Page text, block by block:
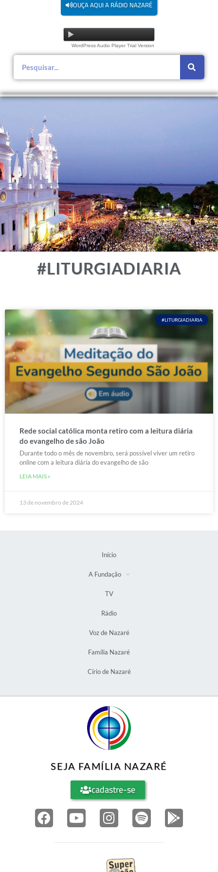
OUÇA AQUI A RÁDIO NAZARÉ
WordPress Audio Player Trial Version
#LITURGIADIARIA
#LITURGIADIARIA
Rede social católica monta retiro com a leitura diária
do evangelho de são João
Durante todo o mês de novembro, será possível viver um retiro
online com a leitura diária do evangelho de são
LEIA MAIS »
13 de novembro de 2024
Início
A Fundação
TV
Rádio
Voz de Nazaré
Família Nazaré
Círio de Nazaré
SEJA FAMÍLIA NAZARÉ
cadastre-se